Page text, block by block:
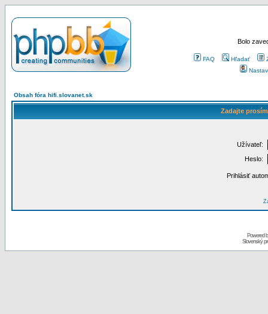
Bolo
FAQ Hľadať
Obsah fóra hifi.slovanet.sk
Zadajte
Užívateľ:
Heslo:
Prihlásiť
Powered
Slovenský